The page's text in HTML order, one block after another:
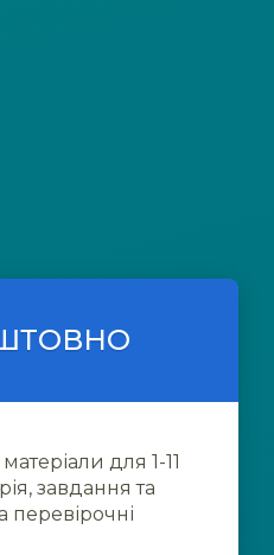
для 1-11
завдання та
перевірочні